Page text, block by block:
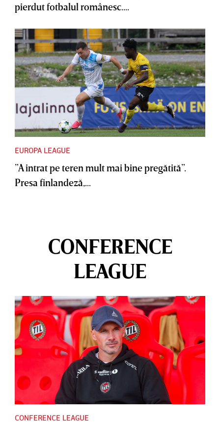
pierdut fotbalul românesc....
EUROPA LEAGUE
”A intrat pe teren mult mai bine pregătită”.
Presa finlandeză,...
CONFERENCE
LEAGUE
CONFERENCE LEAGUE